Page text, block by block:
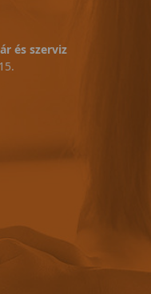
és szerviz